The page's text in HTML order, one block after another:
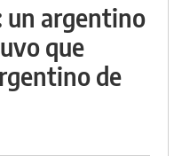
un argentino
que
de